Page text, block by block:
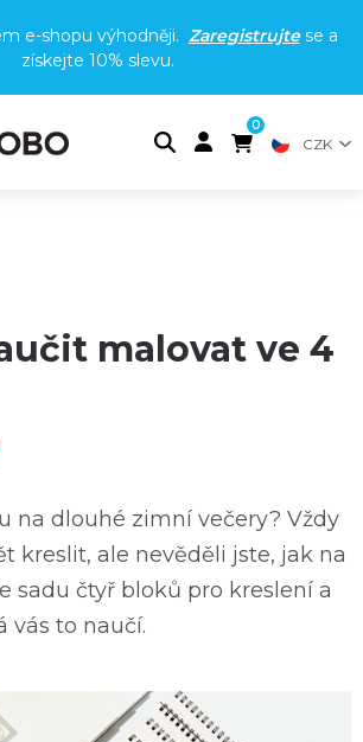
e-shopu výhodněji. Zaregistrujtese a
získejte 10% slevu.
0
CZK
malovat ve 4
na dlouhé zimní večery? Vždy
kreslit, ale nevěděli jste, jak na
sadu čtyř bloků pro kreslení a
vás to naučí.